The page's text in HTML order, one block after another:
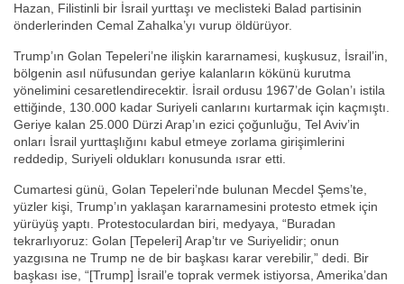
Hazan, Filistinli bir İsrail yurttaşı ve meclisteki Balad partisinin
önderlerinden Cemal Zahalka’yı vurup öldürüyor.
Trump’ın Golan Tepeleri’ne ilişkin kararnamesi, kuşkusuz, İsrail’in,
bölgenin asıl nüfusundan geriye kalanların kökünü kurutma
yönelimini cesaretlendirecektir. İsrail ordusu 1967’de Golan’ı istila
ettiğinde, 130.000 kadar Suriyeli canlarını kurtarmak için kaçmıştı.
Geriye kalan 25.000 Dürzi Arap’ın ezici çoğunluğu, Tel Aviv’in
onları İsrail yurttaşlığını kabul etmeye zorlama girişimlerini
reddedip, Suriyeli oldukları konusunda ısrar etti.
Cumartesi günü, Golan Tepeleri’nde bulunan Mecdel Şems’te,
yüzler kişi, Trump’ın yaklaşan kararnamesini protesto etmek için
yürüyüş yaptı. Protestoculardan biri, medyaya, “Buradan
tekrarlıyoruz: Golan [Tepeleri] Arap’tır ve Suriyelidir; onun
yazgısına ne Trump ne de bir başkası karar verebilir,” dedi. Bir
başkası ise, “[Trump] İsrail’e toprak vermek istiyorsa, Amerika’dan